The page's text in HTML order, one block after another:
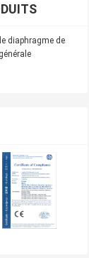
diaphragme de